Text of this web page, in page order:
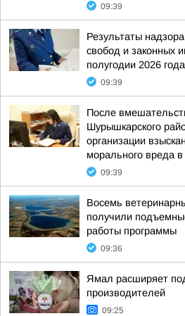
09:39
Результаты
свобод и законных
полугодии 2026 года
09:39
После
Шурышкарского
организации
морального вреда в
09:39
Восемь
получили
работы программы
09:36
Ямал расширяет
производителей
09:25